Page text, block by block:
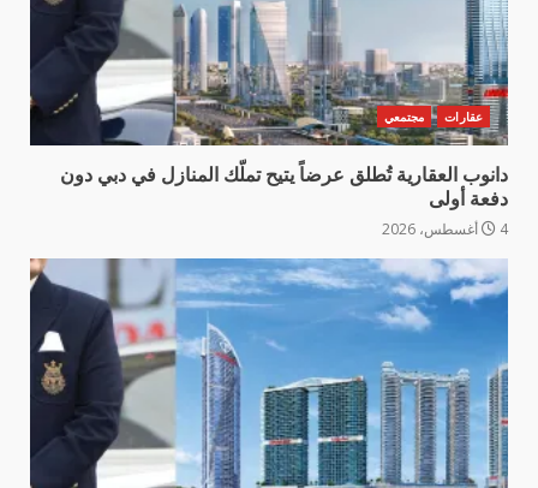
عقارات مجتمعي
دانوب العقارية تُطلق عرضاً يتيح تملّك المنازل في دبي دون
دفعة أولى
4 أغسطس، 2026